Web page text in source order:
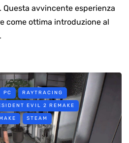
avvincente esperienza
come ottima introduzione al
PC RAYTRACING
EVIL 2 REMAKE
STEAM